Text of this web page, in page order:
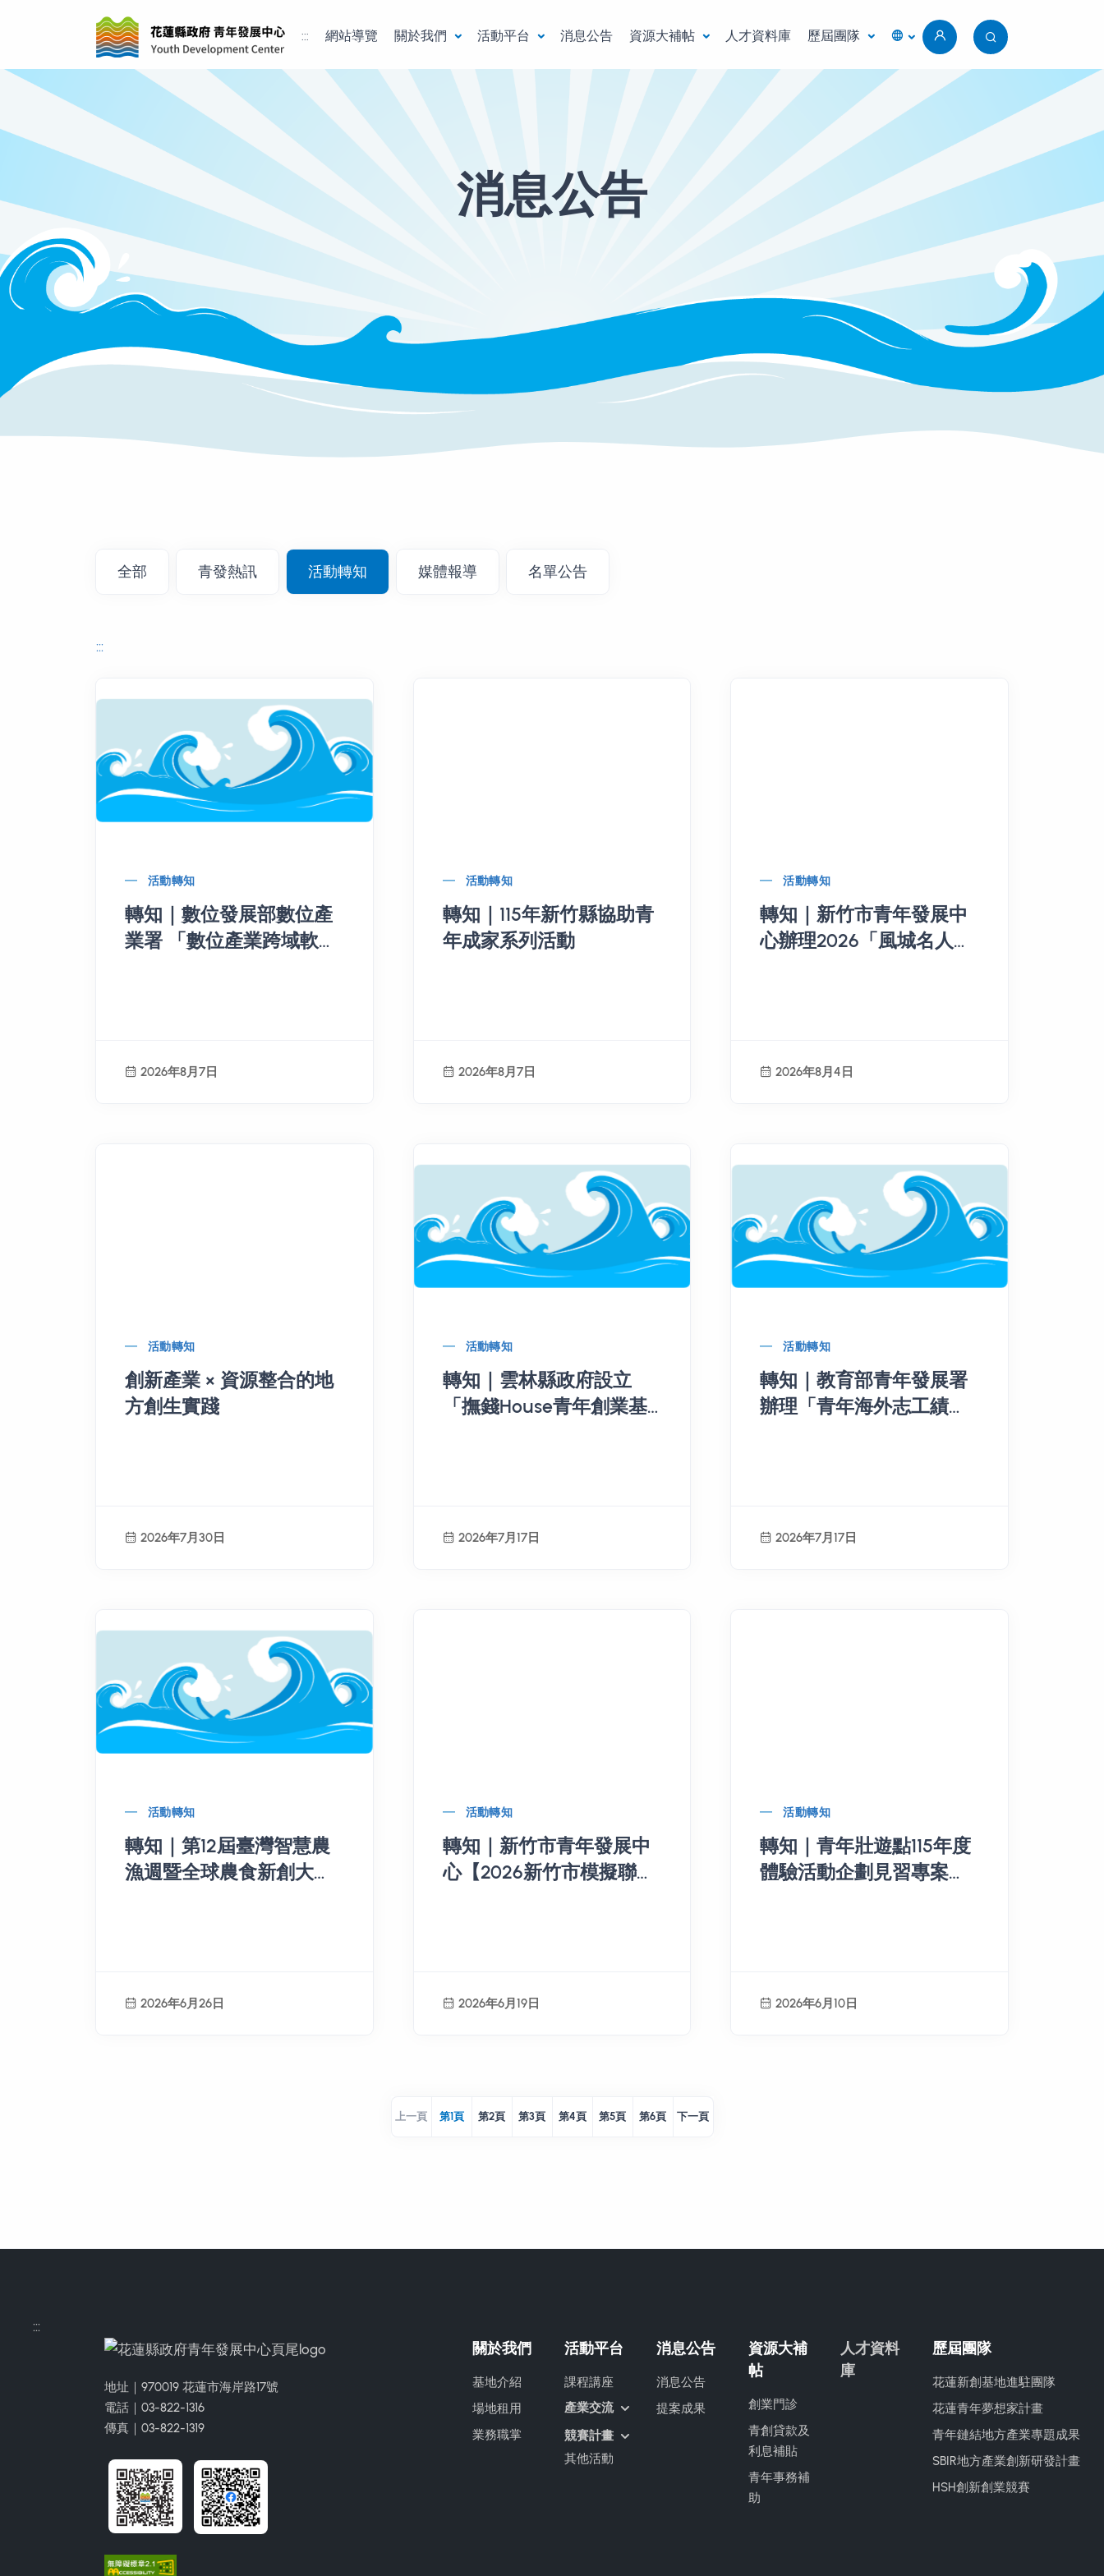
::: 網站導覽 關於我們 活動平台 消息公告 資源大補帖 人才資料庫 歷屆團隊
消息公告
消息列表
全部 青發熱訊 活動轉知 媒體報導 名單公告
:::
活動轉知
轉知｜數位發展部數位產
業署 「數位產業跨域軟體
2026年8月7日
活動轉知
轉知｜115年新竹縣協助青
年成家系列活動
2026年8月7日
活動轉知
轉知｜新竹市青年發展中
心辦理2026「風城名人講
2026年8月4日
活動轉知
創新產業 × 資源整合的地
方創生實踐
2026年7月30日
活動轉知
轉知｜雲林縣政府設立
「撫錢House青年創業基
2026年7月17日
活動轉知
轉知｜教育部青年發展署
辦理「青年海外志工績優
2026年7月17日
活動轉知
轉知｜第12屆臺灣智慧農
漁週暨全球農食新創大賽
2026年6月26日
活動轉知
轉知｜新竹市青年發展中
心【2026新竹市模擬聯合
2026年6月19日
活動轉知
轉知｜青年壯遊點115年度
體驗活動企劃見習專案開
2026年6月10日
上一頁 第1頁 第2頁 第3頁 第4頁 第5頁 第6頁 下一頁
:::
地址｜970019 花蓮市海岸路17號
電話｜03-822-1316
傳真｜03-822-1319
關於我們
基地介紹
場地租用
業務職掌
活動平台
課程講座
產業交流
競賽計畫
其他活動
消息公告
消息公告
提案成果
資源大補
帖
創業門診
青創貸款及
利息補貼
青年事務補
助
人才資料
庫
歷屆團隊
花蓮新創基地進駐團隊
花蓮青年夢想家計畫
青年鏈結地方產業專題成果
SBIR地方產業創新研發計畫
HSH創新創業競賽